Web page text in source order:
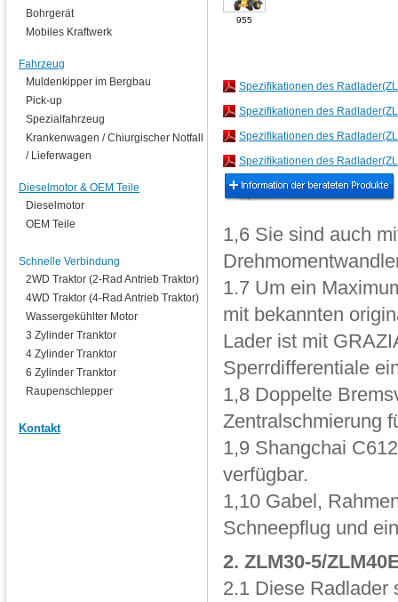
955
Spezifikationen des
Spezifikationen des
Spezifikationen des
Spezifikationen des
1,6 Sie sind auch
1.7 Um ein
mit bekannten
Lader ist mit
Sperrdifferentiale
1,8 Doppelte
Zentralschmierung
1,9 Shangchai
verfügbar.
1,10 Gabel,
Schneepflug und
2. ZLM30-5/
2.1 Diese Radlader
Bohrgerät
Mobiles Kraftwerk
Fahrzeug
Muldenkipper im Bergbau
Pick-up
Spezialfahrzeug
Krankenwagen / Chiurgischer Notfall
/ Lieferwagen
Dieselmotor & OEM Teile
Dieselmotor
OEM Teile
Schnelle Verbindung
2WD Traktor (2-Rad Antrieb Traktor)
4WD Traktor (4-Rad Antrieb Traktor)
Wassergekühlter Motor
3 Zylinder Tranktor
4 Zylinder Tranktor
6 Zylinder Tranktor
Raupenschlepper
Kontakt